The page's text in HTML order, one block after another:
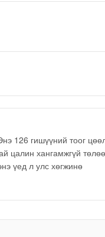
126 гишүүний тоог
цалин хангамжгүй
үед л улс хөгжинө